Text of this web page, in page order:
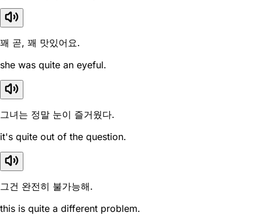
꽤 곧, 꽤 맛있어요.
she was quite an eyeful.
그녀는 정말 눈이 즐거웠다.
it's quite out of the question.
그건 완전히 불가능해.
this is quite a different problem.